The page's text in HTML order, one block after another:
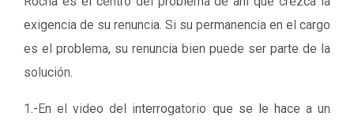
exigencia de su renuncia. Si su permanencia en el cargo
es el problema, su renuncia bien puede ser parte de la
solución.
1.-En el video del interrogatorio que se le hace a un